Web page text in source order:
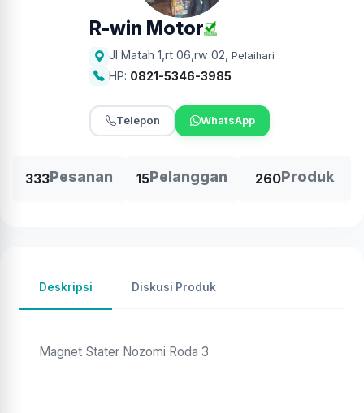
R-win Motor
Jl Matah 1,rt 06,rw 02 Pelaihari
HP: 0821-5346-3985
Telepon WhatsApp
333Pesanan 15Pelanggan 260Produk
Deskripsi Diskusi Produk
Magnet Stater Nozomi Roda 3